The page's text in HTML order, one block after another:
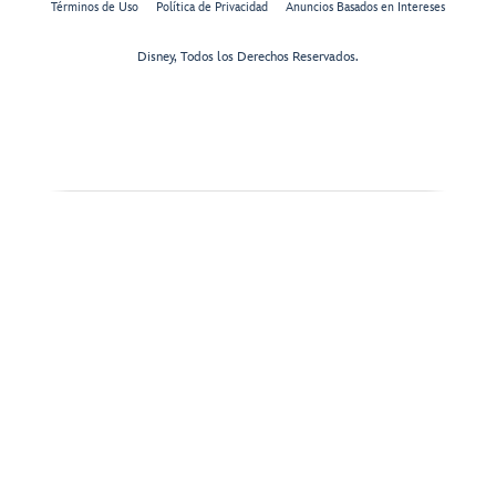
Términos de Uso Política de Privacidad Anuncios Basados en Intereses
Disney, Todos los Derechos Reservados.